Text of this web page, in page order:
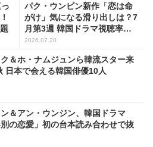
パク・ウンビン新作「恋は命
がけ」気になる滑り出しは？7
月第3週 韓国ドラマ視聴率ラ
ンキング
2026.07.20
＆ホ・ナムジュンら韓流スター来
日本で会える韓国俳優10人
＆アン・ウンジン、韓国ドラマ
別の恋愛」初の台本読み合わせで抜